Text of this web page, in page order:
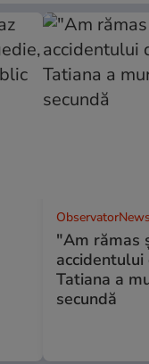
"Am rămas
accidentului
Tatiana a
secundă